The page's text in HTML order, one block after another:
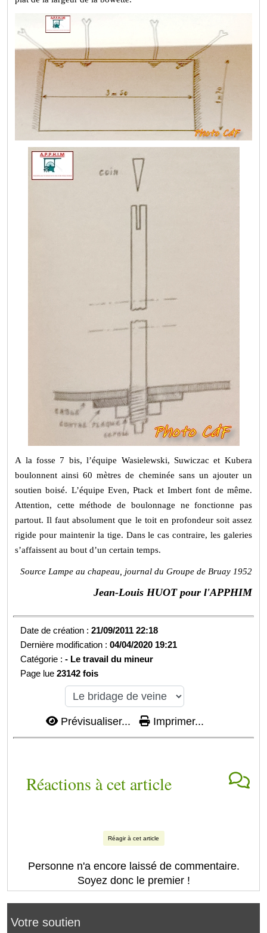
Votre soutien
A la fosse 7 bis, l’équipe Wasielewski, Suwiczac et Kubera
boulonnent ainsi 60 mètres de cheminée sans un ajouter un
soutien boisé. L’équipe Even, Ptack et Imbert font de même.
Attention, cette méthode de boulonnage ne fonctionne pas
partout. Il faut absolument que le toit en profondeur soit assez
rigide pour maintenir la tige. Dans le cas contraire, les galeries
s’affaissent au bout d’un certain temps.
Source Lampe au chapeau, journal du Groupe de Bruay 1952
Jean-Louis HUOT pour l'APPHIM
Date de création :21/09/2011 22:18
Dernière modification :04/04/2020 19:21
Catégorie :- Le travail du mineur
Page lue23142 fois
Prévisualiser... Imprimer...
Réactions à cet article
Réagir à cet article
Personne n'a encore laissé de commentaire.
Soyez donc le premier !